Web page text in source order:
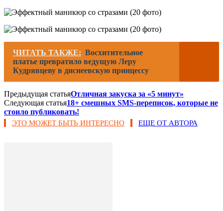
ЧИТАТЬ ТАКЖЕ: Восхитительное
платье превратило ведущую Леру
Кудрявцеву в диснеевскую принцессу
Предыдущая статьяОтличная закуска за «5 минут»
Следующая статья18+ смешных SMS-переписок, которые не
стоило публиковать!
ЭТО МОЖЕТ БЫТЬ ИНТЕРЕСНО ЕЩЕ ОТ АВТОРА